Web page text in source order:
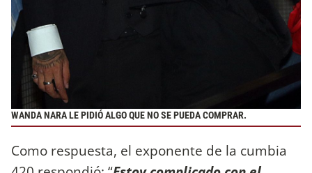
WANDA NARA LE PIDIÓ ALGO QUE NO SE PUEDA COMPRAR.
Como respuesta, el exponente de la cumbia